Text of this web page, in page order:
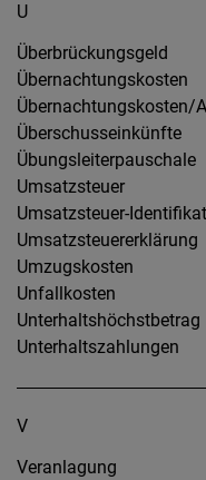
U
Überbrückungsgeld
Übernachtungskosten
Übernachtungskosten/
Überschusseinkünfte
Übungsleiterpauschale
Umsatzsteuer
Umsatzsteuer-
Umsatzsteuererklärung
Umzugskosten
Unfallkosten
Unterhaltshöchstbetrag
Unterhaltszahlungen
V
Veranlagung